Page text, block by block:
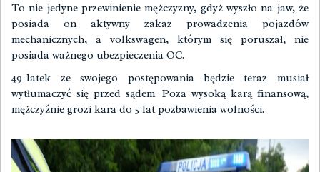
To nie jedyne przewinienie mężczyzny, gdyż wyszło na jaw, że
posiada on aktywny zakaz prowadzenia pojazdów
mechanicznych, a volkswagen, którym się poruszał, nie
posiada ważnego ubezpieczenia OC.
49-latek ze swojego postępowania będzie teraz musiał
wytłumaczyć się przed sądem. Poza wysoką karą finansową,
mężczyźnie grozi kara do 5 lat pozbawienia wolności.